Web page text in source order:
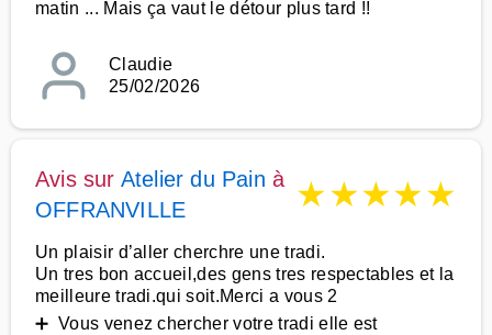
matin ... Mais ça vaut le détour plus tard !!
Claudie
25/02/2026
Avis sur Atelier du Pain à
OFFRANVILLE
★★★★★
Un plaisir d’aller cherchre une tradi.
Un tres bon accueil,des gens tres respectables et la
meilleure tradi.qui soit.Merci a vous 2
➕ Vous venez chercher votre tradi elle est